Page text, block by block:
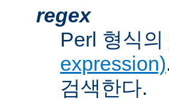
regex
Perl 형식의
expression)
검색한다.